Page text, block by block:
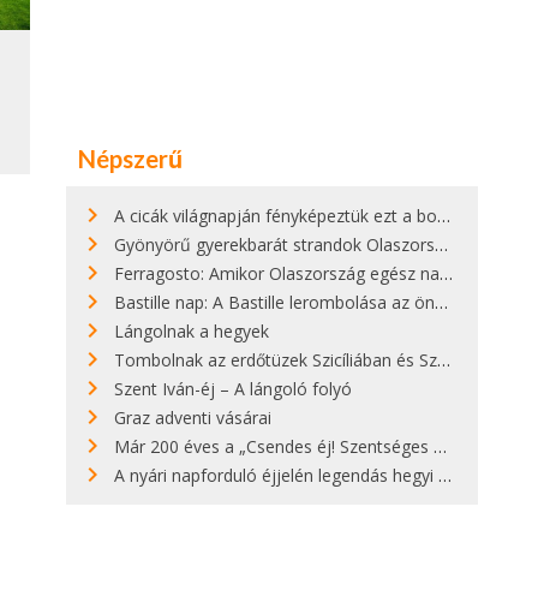
Népszerű
A cicák világnapján fényképeztük ezt a bokor alatt hűsölő cicát Kisorosziban
Gyönyörű gyerekbarát strandok Olaszországban - megmutatjuk a 15 legjobbat
Ferragosto: Amikor Olaszország egész nap nyaral
Bastille nap: A Bastille lerombolása az önkényuralom végét jelentette
Lángolnak a hegyek
Tombolnak az erdőtüzek Szicíliában és Szardínián
Szent Iván-éj – A lángoló folyó
Graz adventi vásárai
Már 200 éves a „Csendes éj! Szentséges éj!”
A nyári napforduló éjjelén legendás hegyi tüzek világítják meg Zugspitzét